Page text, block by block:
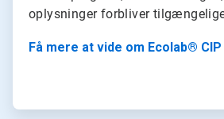
oplysninger forbliver
Få mere at vide om Ecolab® CIP